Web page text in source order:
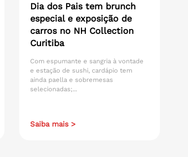
Dia dos Pais tem brunch
especial e exposição de
carros no NH Collection
Curitiba
Com espumante e sangria à vontade
e estação de sushi, cardápio tem
ainda paella e sobremesas
selecionadas;...
Saiba mais >